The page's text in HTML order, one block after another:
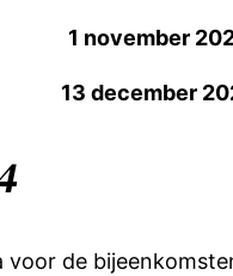
1 november
13 december
voor de